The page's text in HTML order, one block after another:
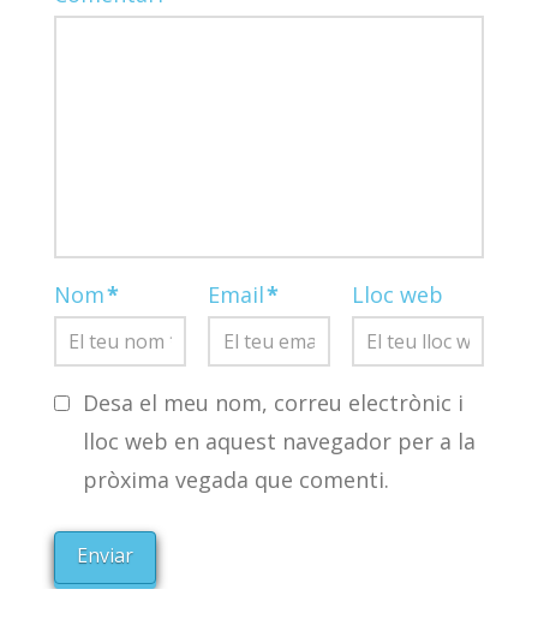
Nom* Email* Lloc web
Desa el meu nom, correu electrònic i
lloc web en aquest navegador per a la
pròxima vegada que comenti.